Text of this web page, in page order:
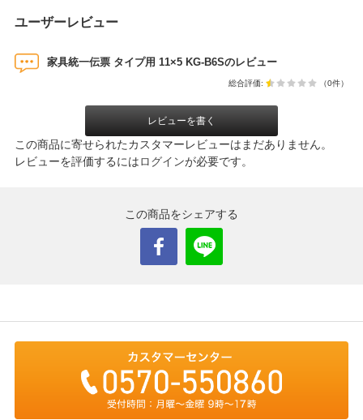
ユーザーレビュー
家具統一伝票 タイプ用 11×5 KG-B6Sのレビュー
総合評価: （0件）
レビューを書く
この商品に寄せられたカスタマーレビューはまだありません。
レビューを評価するにはログインが必要です。
この商品をシェアする